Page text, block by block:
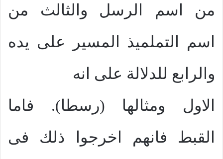
من اسم الرسل والثالث من
اسم التملميذ المسير على يده
والرابع للدلالة على انه
الاول ومثالها (رسطا). فاما
القبط فانهم اخرجوا ذلك فى